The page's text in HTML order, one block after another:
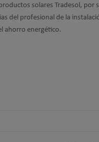
solares Tradesol, por
del profesional de la
ahorro energético.